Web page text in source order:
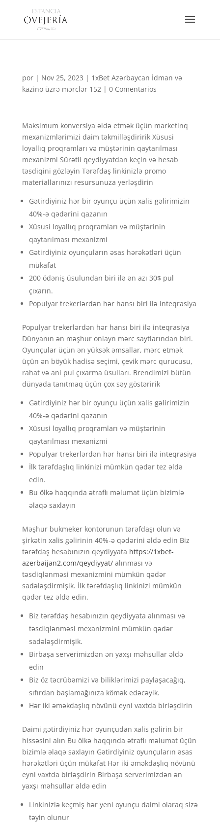
por | Nov 25, 2023 | 1xBet Azərbaycan İdman və
kazino üzrə mərclər 152| 0 Comentarios
Maksimum konversiya əldə etmək üçün marketinq
mexanizmlərimizi daim təkmilləşdiririk Xüsusi
loyallıq proqramları və müştərinin qaytarılması
mexanizmi Sürətli qeydiyyatdan keçin və hesab
təsdiqini gözləyin Tərəfdaş linkinizlə promo
materiallarınızı resursunuza yerləşdirin
Gətirdiyiniz hər bir oyunçu üçün xalis gəlirimizin
40%-ə qədərini qazanın
Xüsusi loyallıq proqramları və müştərinin
qaytarılması mexanizmi
Gətirdiyiniz oyunçuların əsas hərəkətləri üçün
mükafat
200 ödəniş üsulundan biri ilə ən azı 30$ pul
çıxarın.
Populyar trekerlərdən hər hansı biri ilə inteqrasiya
Populyar trekerlərdən hər hansı biri ilə inteqrasiya
Dünyanın ən məşhur onlayn mərc saytlarından biri.
Oyunçular üçün ən yüksək əmsallar, mərc etmək
üçün ən böyük hadisə seçimi, çevik mərc qurucusu,
rahat və ani pul çıxarma üsulları. Brendimizi bütün
dünyada tanıtmaq üçün çox səy göstəririk
Gətirdiyiniz hər bir oyunçu üçün xalis gəlirimizin
40%-ə qədərini qazanın
Xüsusi loyallıq proqramları və müştərinin
qaytarılması mexanizmi
Populyar trekerlərdən hər hansı biri ilə inteqrasiya
İlk tərəfdaşlıq linkinizi mümkün qədər tez əldə
edin.
Bu ölkə haqqında ətraflı məlumat üçün bizimlə
əlaqə saxlayın
Məşhur bukmeker kontorunun tərəfdaşı olun və
şirkətin xalis gəlirinin 40%-ə qədərini əldə edin Biz
tərəfdaş hesabınızın qeydiyyata https://1xbet-
azerbaijan2.com/qeydiyyat/alınması və
təsdiqlənməsi mexanizmini mümkün qədər
sadələşdirmişik. İlk tərəfdaşlıq linkinizi mümkün
qədər tez əldə edin.
Biz tərəfdaş hesabınızın qeydiyyata alınması və
təsdiqlənməsi mexanizmini mümkün qədər
sadələşdirmişik.
Birbaşa serverimizdən ən yaxşı məhsullar əldə
edin
Biz öz təcrübəmizi və biliklərimizi paylaşacağıq,
sıfırdan başlamağınıza kömək edəcəyik.
Hər iki əməkdaşlıq növünü eyni vaxtda birləşdirin
Daimi gətirdiyiniz hər oyunçudan xalis gəlirin bir
hissəsini alın Bu ölkə haqqında ətraflı məlumat üçün
bizimlə əlaqə saxlayın Gətirdiyiniz oyunçuların əsas
hərəkətləri üçün mükafat Hər iki əməkdaşlıq növünü
eyni vaxtda birləşdirin Birbaşa serverimizdən ən
yaxşı məhsullar əldə edin
Linkinizlə keçmiş hər yeni oyunçu daimi olaraq sizə
təyin olunur